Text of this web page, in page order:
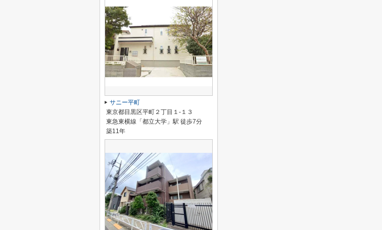
サニー平町
東京都目黒区平町２丁目１-１３
東急東横線「都立大学」駅 徒歩7分
築11年